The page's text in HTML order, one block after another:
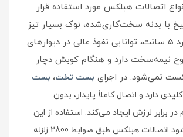
اتصالات هبلکس مورد استفاده قرار
با بدنه سخت‌کاری‌شده، نوک بسیار تیز
و طول استاندارد ۵ سانت، توانایی نفوذ عالی در دیوارهای
نیمه‌سخت دارد و هنگام کوبش دچار
نمی‌شود. در اجرای بست تخت، بست
دارد و اتصال کاملاً پایدار، بدون
برابر لرزش ایجاد می‌کند. استفاده از این
میخ باعث می‌شود اتصالات هبلکس طبق ضوابط 2800 زلزله